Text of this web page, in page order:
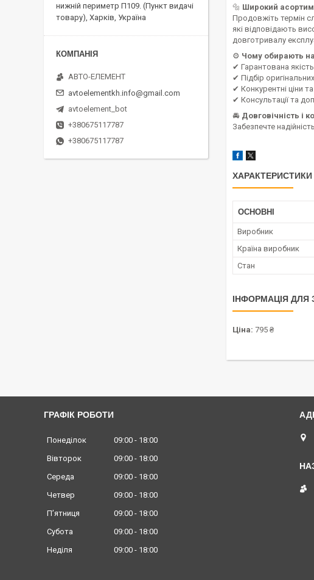
🔩 Широкий
Продовжіть термін
які відповідають
довготривалу
⚙ Чому обирають
✔ Гарантована
✔ Підбір
✔ Конкурентні ціни
✔ Консультації та
🚘 Довговічність і
Забезпечте
ХАРАКТЕРИСТИКИ
ОСНОВНІ
Виробник
Країна виробник
Стан
ІНФОРМАЦІЯ
Ціна: 795 ₴
нижній периметр П109. (Пункт видачі
товару), Харків, Україна
АВТО-ЕЛЕМЕНТ
avtoelementkh.info@gmail.com
avtoelement_bot
+380675117787
+380675117787
ГРАФІК РОБОТИ
Понеділок 09:00
18:00
Вівторок
09:00
18:00
Середа
09:00
18:00
Четвер
09:00
18:00
Пʼятниця
09:00
18:00
Субота
09:00
18:00
Неділя
09:00 18:00